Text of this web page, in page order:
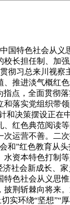
特色社会从义
长担任制、加
彻习总来川视
推进淡气概红
点，全面贯彻
落实党组织带
决策摆设正在
红色典范阅读
运营不善。二
和”红色教育从
资本特色打制
社会新成长、
色社会从义思
荆斩棘向将来
实环绕“坚想”“